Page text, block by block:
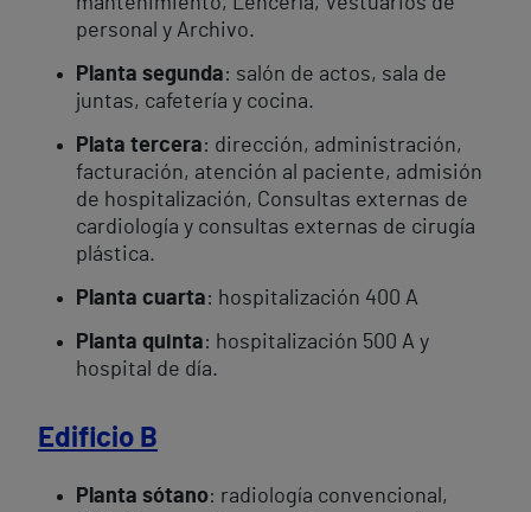
personal y Archivo.
Planta segunda: salón de actos, sala de
juntas, cafetería y cocina.
Plata tercera: dirección, administración,
facturación, atención al paciente, admisión
de hospitalización, Consultas externas de
cardiología y consultas externas de cirugía
plástica.
Planta cuarta: hospitalización 400 A
Planta quinta: hospitalización 500 A y
hospital de día.
Edificio B
Planta sótano: radiología convencional,